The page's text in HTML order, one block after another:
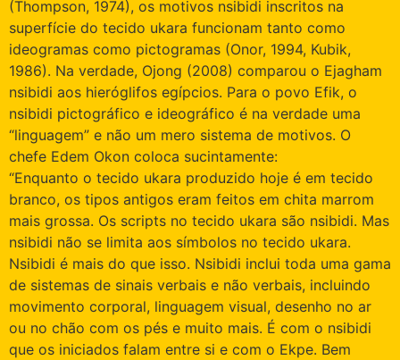
(Thompson, 1974), os motivos nsibidi inscritos na
superfície do tecido ukara funcionam tanto como
ideogramas como pictogramas (Onor, 1994, Kubik,
1986). Na verdade, Ojong (2008) comparou o Ejagham
nsibidi aos hieróglifos egípcios. Para o povo Efik, o
nsibidi pictográfico e ideográfico é na verdade uma
“linguagem” e não um mero sistema de motivos. O
chefe Edem Okon coloca sucintamente:
“Enquanto o tecido ukara produzido hoje é em tecido
branco, os tipos antigos eram feitos em chita marrom
mais grossa. Os scripts no tecido ukara são nsibidi. Mas
nsibidi não se limita aos símbolos no tecido ukara.
Nsibidi é mais do que isso. Nsibidi inclui toda uma gama
de sistemas de sinais verbais e não verbais, incluindo
movimento corporal, linguagem visual, desenho no ar
ou no chão com os pés e muito mais. É com o nsibidi
que os iniciados falam entre si e com o Ekpe. Bem